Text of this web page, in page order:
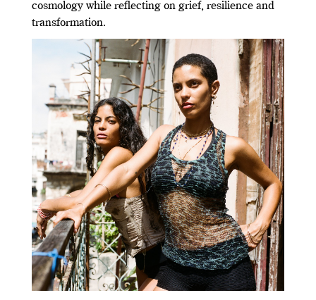
cosmology while reflecting on grief, resilience and
transformation.